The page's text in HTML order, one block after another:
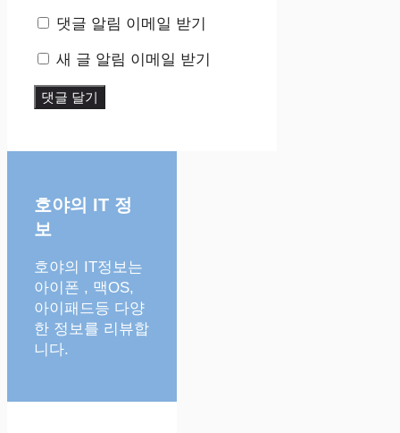
댓글 알림 이메일 받기
새 글 알림 이메일 받기
호야의 IT 정
보
호야의 IT정보는
아이폰 , 맥OS,
아이패드등 다양
한 정보를 리뷰합
니다.